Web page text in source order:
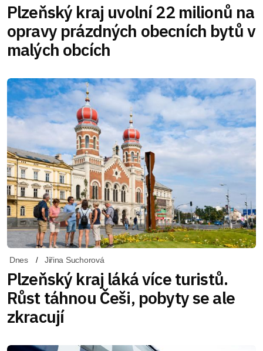
Plzeňský kraj uvolní 22 milionů na
opravy prázdných obecních bytů v
malých obcích
Dnes Jiřina Suchorová
Plzeňský kraj láká více turistů.
Růst táhnou Češi, pobyty se ale
zkracují